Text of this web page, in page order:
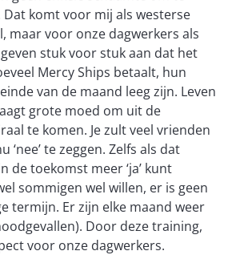
Dat komt voor mij als westerse
maar voor onze dagwerkers als
stuk voor stuk aan dat het
Mercy Ships betaalt, hun
van de maand leeg zijn. Leven
grote moed om uit de
te komen. Je zult veel vrienden
‘nee’ te zeggen. Zelfs als dat
de toekomst meer ‘ja’ kunt
sommigen wel willen, er is geen
termijn. Er zijn elke maand weer
Door deze training,
voor onze dagwerkers.